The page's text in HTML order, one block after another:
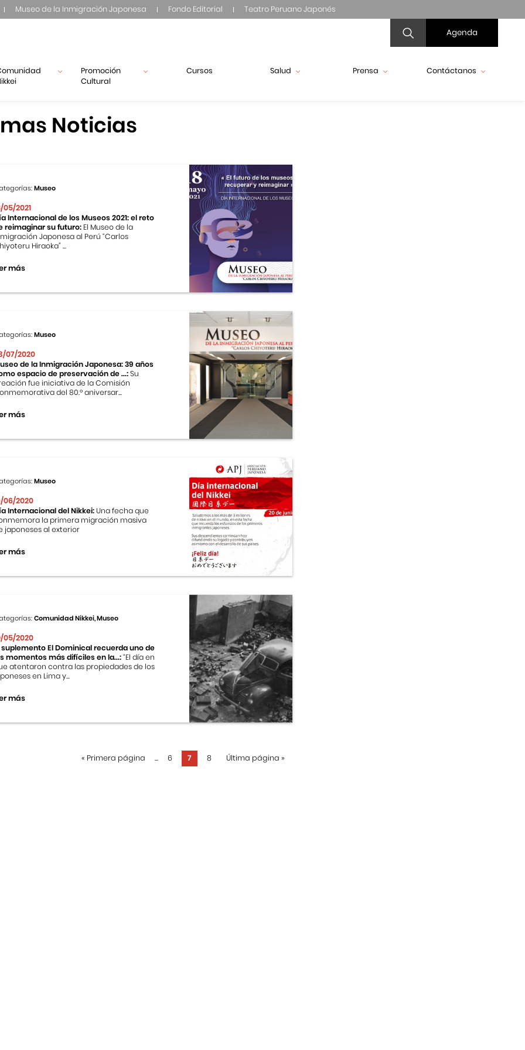
Museo de la Inmigración Japonesa Fondo Editorial Teatro Peruano Japonés
Agenda
Promoción
Cultural
Cursos Salud Prensa Contáctanos
Noticias
Museo
05/2021
Internacional de los Museos 2021: el reto
reimaginar su futuro: El Museo de la
Japonesa al Perú “Carlos
Hiraoka” ...
más
Museo
07/2020
de la Inmigración Japonesa: 39 años
espacio de preservación de ...:Su
fue iniciativa de la Comisión
del 80.º aniversar...
más
Museo
06/2020
Internacional del Nikkei:Una fecha que
la primera migración masiva
japoneses al exterior
más
Comunidad Nikkei, Museo
05/2020
suplemento El Dominical recuerda uno de
momentos más difíciles en la...:“El día en
atentaron contra las propiedades de los
en Lima y...
más
« Primera página ... 6 7 8 Última página »